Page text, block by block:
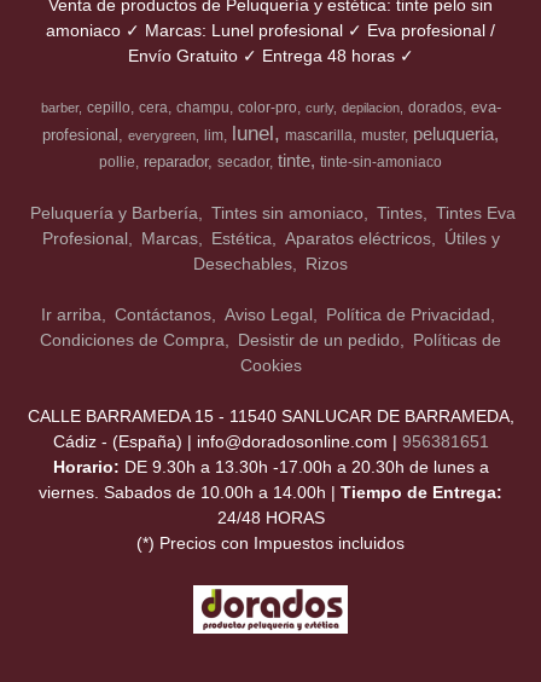
Venta de productos de Peluquería y estética: tinte pelo sin
amoniaco ✓ Marcas: Lunel profesional ✓ Eva profesional /
Envío Gratuito ✓ Entrega 48 horas ✓
barber cepillo cera champu color-pro curly depilacion dorados eva-
profesional
everygreen lim lunel mascarilla muster peluqueria
pollie reparador secador tinte tinte-sin-amoniaco
Peluquería y Barbería Tintes sin amoniaco Tintes
Tintes Eva
Profesional
Marcas Estética Aparatos eléctricos
Útiles y
Desechables
Rizos
Ir arriba Contáctanos Aviso Legal
Política de Privacidad
Condiciones de Compra
Desistir de un pedido
Políticas de
Cookies
CALLE BARRAMEDA 15 - 11540 SANLUCAR DE BARRAMEDA,
Cádiz - (España) | info@doradosonline.com | 956381651
Horario: DE 9.30h a 13.30h -17.00h a 20.30h de lunes a
viernes. Sabados de 10.00h a 14.00h | Tiempo de Entrega:
24/48 HORAS
(*) Precios con Impuestos incluidos